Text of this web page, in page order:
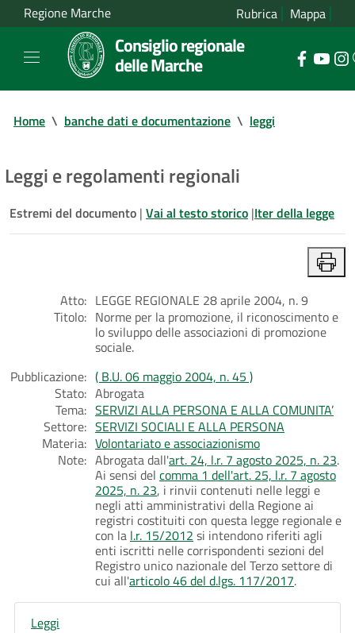
Regione Marche Rubrica Mappa
Consiglio regionale
delle Marche
Home \ banche dati e documentazione \ leggi
Leggi e regolamenti regionali
Estremi del documento | Vai al testo storico |Iter della legge
Atto: LEGGE REGIONALE 28 aprile 2004, n. 9
Titolo: Norme per la promozione, il riconoscimento e
lo sviluppo delle associazioni di promozione
sociale.
Pubblicazione: ( B.U. 06 maggio 2004, n. 45 )
Stato: Abrogata
Tema: SERVIZI ALLA PERSONA E ALLA COMUNITA’
Settore: SERVIZI SOCIALI E ALLA PERSONA
Materia: Volontariato e associazionismo
Note: Abrogata dall'art. 24, l.r. 7 agosto 2025, n. 23.
Ai sensi del comma 1 dell'art. 25, l.r. 7 agosto
2025, n. 23, i rinvii contenuti nelle leggi e
negli atti amministrativi della Regione ai
registri costituiti con questa legge regionale e
con la l.r. 15/2012 si intendono riferiti agli
enti iscritti nelle corrispondenti sezioni del
Registro unico nazionale del Terzo settore di
cui all'articolo 46 del d.lgs. 117/2017.
Leggi